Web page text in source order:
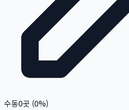
수동0곳 (0%)